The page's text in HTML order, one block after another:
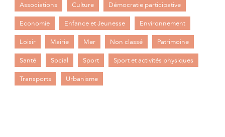
Associations Culture Démocratie participative
Economie Enfance et Jeunesse Environnement
Loisir Mairie Mer Non classé Patrimoine
Santé Social Sport Sport et activités physiques
Transports Urbanisme